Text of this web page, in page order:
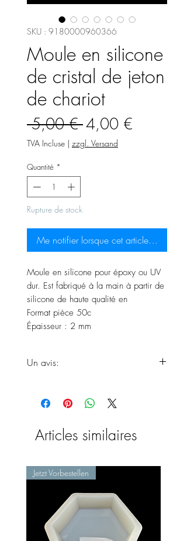
SKU : 9180000960366
Moule en silicone
de cristal de jeton
de chariot
5,00 € Prix
original
4,00 €
TVA Incluse | zzgl. Versand
Quantité *
Rupture de stock
Me notifier lorsque cet article est
Moule en silicone pour époxy ou UV
dur. Est fabriqué à la main à partir de
silicone de haute qualité en
Format pièce 50c
Épaisseur : 2 mm
Un avis:
n'arrivent qu'à la fin des délais de
fraîchement fait à la main.
Articles similaires
Jetzt Vorbestellen